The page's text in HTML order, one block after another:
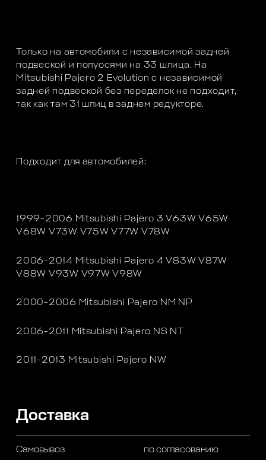
Только на автомобили с независимой задней
подвеской и полуосями на 33 шлица. На
Mitsubishi Pajero 2 Evolution с независимой
задней подвеской без переделок не подходит,
так как там 31 шлиц в заднем редукторе.
Подходит для автомобилей:
1999-2006 Mitsubishi Pajero 3 V63W V65W
V68W V73W V75W V77W V78W
2006-2014 Mitsubishi Pajero 4 V83W V87W
V88W V93W V97W V98W
2000-2006 Mitsubishi Pajero NM NP
2006-2011 Mitsubishi Pajero NS NT
2011-2013 Mitsubishi Pajero NW
Доставка
Самовывоз по согласованию